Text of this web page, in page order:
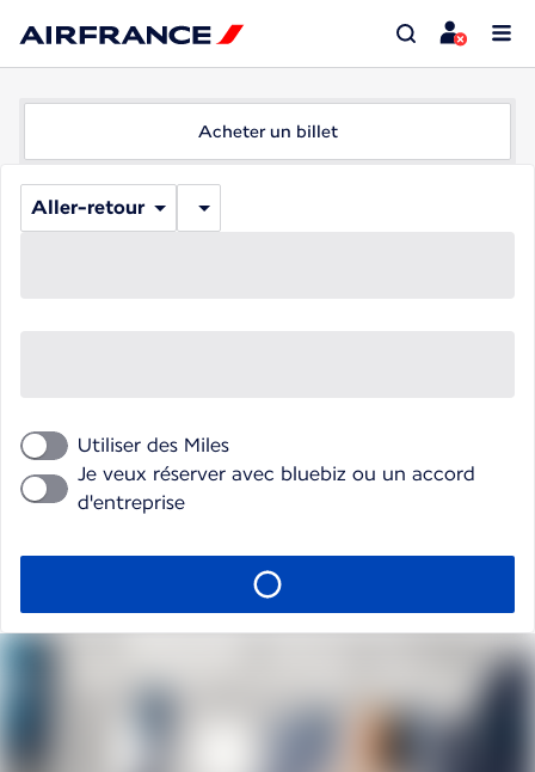
Acheter un billet
Aller-retour
Utiliser des Miles
Je veux réserver avec bluebiz ou un accord
d'entreprise